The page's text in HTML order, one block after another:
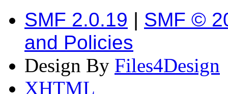
SMF 2.0.19 | SMF ©
and Policies
Design By Files4Design
XHTML